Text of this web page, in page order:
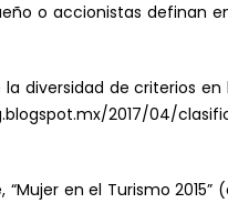
o accionistas definan
diversidad de criterios en
2017/04/
en el Turismo 2015”